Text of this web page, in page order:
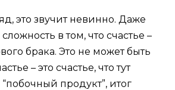
это звучит невинно. Даже
в том, что счастье –
брака. Это не может быть
– это счастье, что тут
продукт”, итог